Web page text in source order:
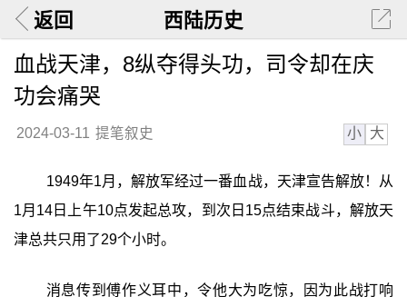
返回 西陆历史
血战天津，8纵夺得头功，司令却在庆
功会痛哭
2024-03-11 提笔叙史 小 大
1949年1月，解放军经过一番血战，天津宣告解放！从
1月14日上午10点发起总攻，到次日15点结束战斗，解放天
津总共只用了29个小时。
消息传到傅作义耳中，令他大为吃惊，因为此战打响